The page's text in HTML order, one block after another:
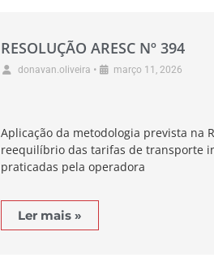
RESOLUÇÃO ARESC Nº 394
donavan.oliveira • março 11, 2026
Aplicação da metodologia prevista na
reequilíbrio das tarifas de transporte
praticadas pela operadora
Ler mais »